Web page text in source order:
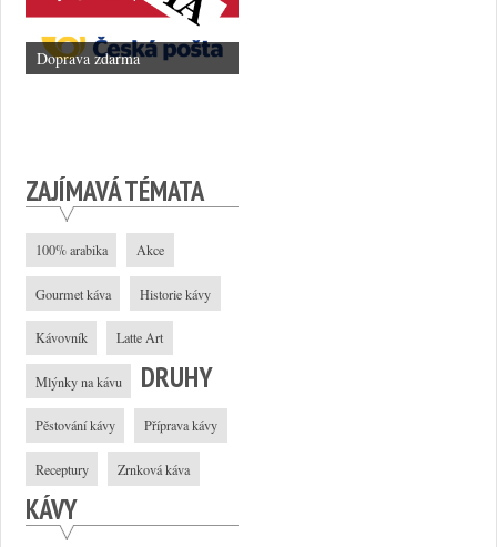
Doprava zdarma
ZAJÍMAVÁ TÉMATA
100% arabika Akce
Gourmet káva Historie kávy
Kávovník Latte Art
Mlýnky na kávu
Pěstování kávy Příprava kávy
Receptury Zrnková káva
DRUHY
KÁVY